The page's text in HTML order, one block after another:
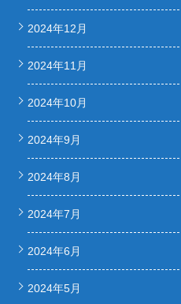
2024年12月
2024年11月
2024年10月
2024年9月
2024年8月
2024年7月
2024年6月
2024年5月